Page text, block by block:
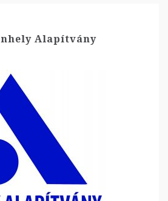
Alapítvány